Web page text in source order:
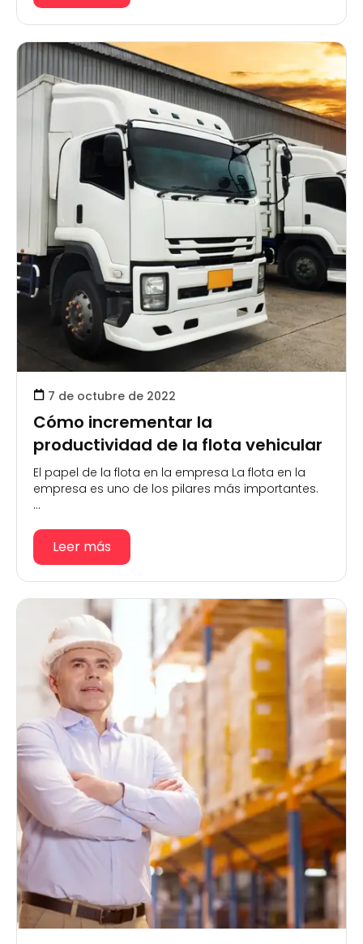
7 de octubre de 2022
Cómo incrementar la
productividad de la flota vehicular
El papel de la flota en la empresa La flota en la
empresa es uno de los pilares más importantes.
...
Leer más